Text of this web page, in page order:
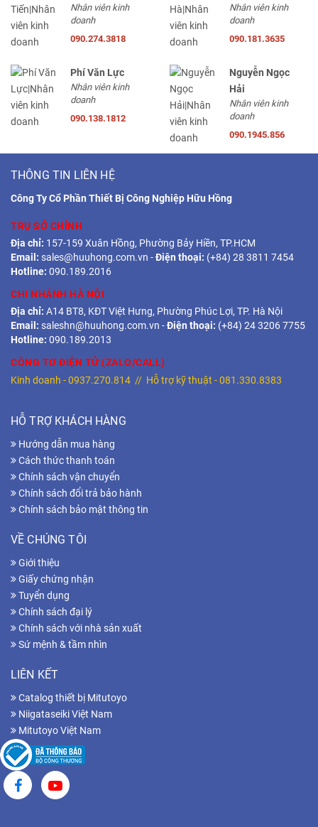
Nhân viên kinh
doanh
090.274.3818
Nhân viên kinh
doanh
090.181.3635
Phí Văn Lực
Nhân viên kinh
doanh
090.138.1812
Nguyễn Ngọc
Hải
Nhân viên kinh
doanh
090.1945.856
THÔNG TIN LIÊN HỆ
Công Ty Cổ Phần Thiết Bị Công Nghiệp Hữu Hồng
TRỤ SỞ CHÍNH
Địa chỉ: 157-159 Xuân Hồng, Phường Bảy Hiền, TP.HCM
Email: sales@huuhong.com.vn -Điện thoại: (+84) 28 3811 7454
Hotline: 090.189.2016
CHI NHÁNH HÀ NỘI
Địa chỉ: A14 BT8, KĐT Việt Hưng, Phường Phúc Lợi, TP. Hà Nội
Email: saleshn@huuhong.com.vn -Điện thoại: (+84) 24 3206 7755
Hotline: 090.189.2013
CÔNG TƠ ĐIỆN TỬ (ZALO/CALL)
Kinh doanh -0937.270.814 // Hỗ trợ kỹ thuật -081.330.8383
HỖ TRỢ KHÁCH HÀNG
Hướng dẫn mua hàng
Cách thức thanh toán
Chính sách vận chuyển
Chính sách đổi trả bảo hành
Chính sách bảo mật thông tin
VỀ CHÚNG TÔI
Giới thiệu
Giấy chứng nhận
Tuyển dụng
Chính sách đại lý
Chính sách với nhà sản xuất
Sứ mệnh & tầm nhìn
LIÊN KẾT
Catalog thiết bị Mitutoyo
Niigataseiki Việt Nam
Mitutoyo Việt Nam